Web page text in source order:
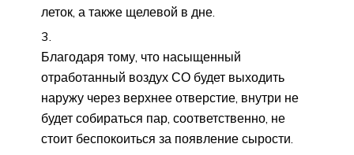
леток, а также щелевой в дне.
Благодаря тому, что насыщенный
отработанный воздух СО будет выходить
наружу через верхнее отверстие, внутри не
будет собираться пар, соответственно, не
стоит беспокоиться за появление сырости.